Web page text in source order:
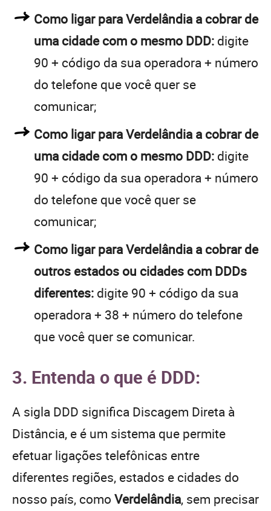
Como ligar para Verdelândia a cobrar de
uma cidade com o mesmo DDD: digite
90 + código da sua operadora + número
do telefone que você quer se
comunicar;
Como ligar para Verdelândia a cobrar de
uma cidade com o mesmo DDD: digite
90 + código da sua operadora + número
do telefone que você quer se
comunicar;
Como ligar para Verdelândia a cobrar de
outros estados ou cidades com DDDs
diferentes: digite 90 + código da sua
operadora + 38 + número do telefone
que você quer se comunicar.
3. Entenda o que é DDD:
A sigla DDD significa Discagem Direta à
Distância, e é um sistema que permite
efetuar ligações telefônicas entre
diferentes regiões, estados e cidades do
nosso país, como Verdelândia, sem precisar